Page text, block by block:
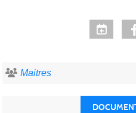
Maitres